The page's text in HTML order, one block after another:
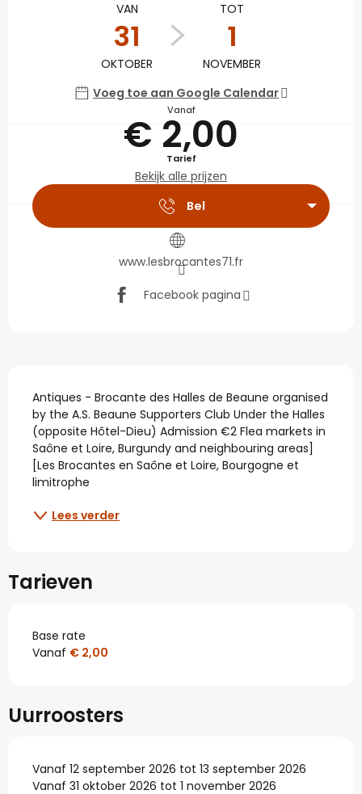
VAN
31
OKTOBER
TOT
1
NOVEMBER
Voeg toe aan Google Calendar
Vanaf
€ 2,00
Tarief
Bekijk alle prijzen
Bel
www.lesbrocantes71.fr
Facebook pagina
Beschrijving
Antiques - Brocante des Halles de Beaune organised
by the A.S. Beaune Supporters Club Under the Halles
(opposite Hôtel-Dieu) Admission €2 Flea markets in
Saône et Loire, Burgundy and neighbouring areas]
[Les Brocantes en Saône et Loire, Bourgogne et
limitrophe
Lees verder
Tarieven
Base rate
Vanaf € 2,00
Uurroosters
Vanaf 12 september 2026 tot 13 september 2026
Vanaf 31 oktober 2026 tot 1 november 2026